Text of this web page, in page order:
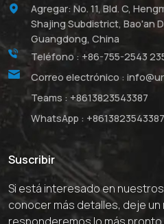
Agregar: No. 11, Bld. C,
Shajing Subdistrict, Bao'an
Guangdong, China
Teléfono : +86-755-2543
Correo electrónico :
Teams : +8613823543387
WhatsApp : +8613823543387
Suscribir
Si está interesado en
conocer más detalles, deje un
responderemos lo más pronto